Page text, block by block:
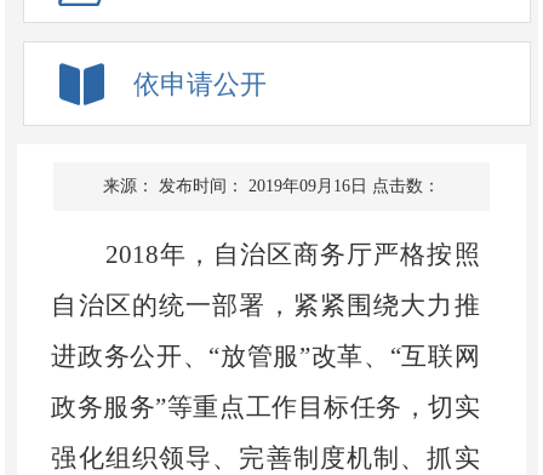
依申请公开
来源： 发布时间： 2019年09月16日 点击数：
2018年， 自治区商务厅严格按照
自治区的统一部署，紧紧围绕大力推
进政务公开、“放管服”改革、“互联网
政务服务”等重点工作目标任务，切实
强化组织领导、完善制度机制、抓实